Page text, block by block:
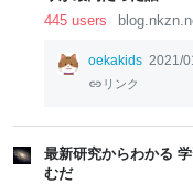
445 users
oekakids 2021/
リンク
最新研究からわかる
むだ